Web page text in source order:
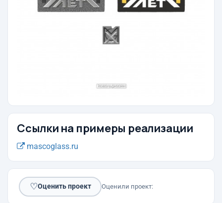
Ссылки на примеры реализации
mascoglass.ru
♡Оценить проект Оценили проект: